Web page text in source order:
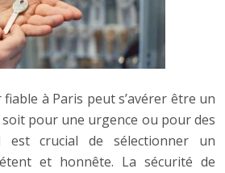
à Paris peut s’avérer être un
soit pour une urgence ou pour des
est crucial de sélectionner un
et honnête. La sécurité de